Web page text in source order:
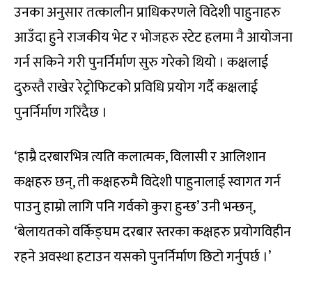
उनका अनुसार तत्कालीन प्राधिकरणले विदेशी पाहुनाहरु
आउँदा हुने राजकीय भेट र भोजहरु स्टेट हलमा नै आयोजना
गर्न सकिने गरी पुनर्निर्माण सुरु गरेको थियो । कक्षलाई
दुरुस्तै राखेर रेट्रोफिटको प्रविधि प्रयोग गर्दै कक्षलाई
पुनर्निर्माण गरिंदैछ ।
‘हाम्रै दरबारभित्र त्यति कलात्मक, विलासी र आलिशान
कक्षहरु छन्, ती कक्षहरुमै विदेशी पाहुनालाई स्वागत गर्न
पाउनु हाम्रो लागि पनि गर्वको कुरा हुन्छ’ उनी भन्छन्,
‘बेलायतको वर्किङ्घम दरबार स्तरका कक्षहरु प्रयोगविहीन
रहने अवस्था हटाउन यसको पुनर्निर्माण छिटो गर्नुपर्छ ।’